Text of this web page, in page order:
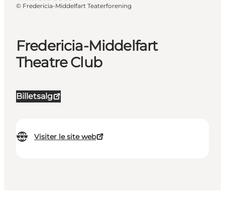
Fredericia-Middelfart
Theatre Club
Billetsalg
Visiter le site web
© Fredericia-Middelfart Teaterforening